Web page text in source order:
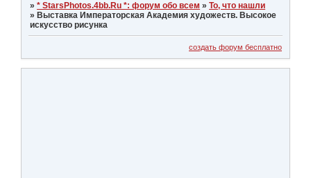
»* StarsPhotos.4bb.Ru *: форум обо всем »То, что нашли
» Выставка Императорская Академия художеств. Высокое
искусство рисунка
создать форум бесплатно